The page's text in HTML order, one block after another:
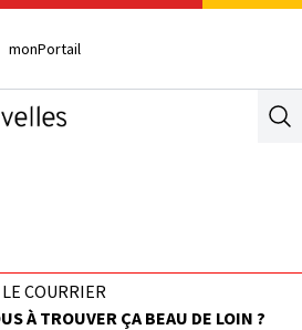
monPortail
LE COURRIER
À TROUVER ÇA BEAU DE LOIN ?